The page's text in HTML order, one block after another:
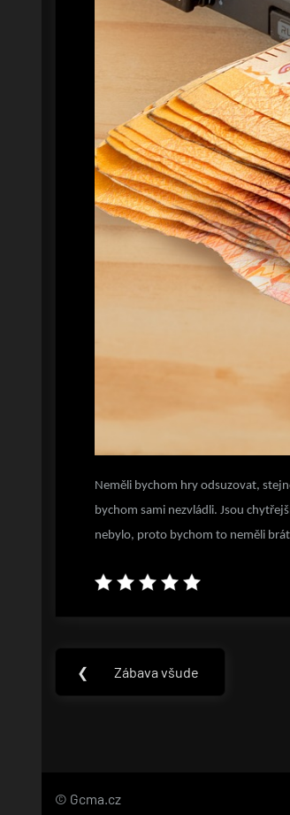
Neměli bychom hry odsuzovat,
bychom sami nezvládli. Jsou
nebylo, proto bychom to neměli
Navigace
pro
❮
Previous
Zábava všude
© Gcma.cz